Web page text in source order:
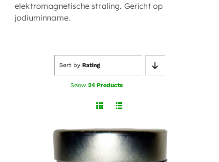
elektromagnetische straling. Gericht op
jodiuminname.
Sort by Rating
Show 24 Products